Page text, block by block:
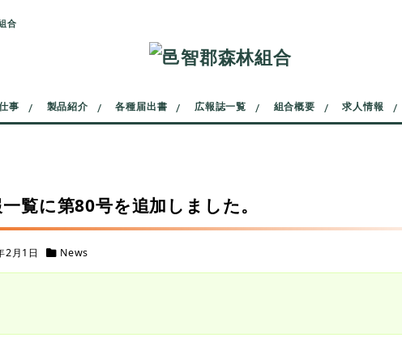
合
事 製品紹介 各種届出書 広報誌一覧 組合概要 求人情報
覧に第80号を追加しました。
2月1日 カテゴリー
News